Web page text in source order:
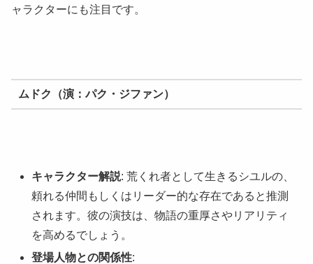
ャラクターにも注目です。
ムドク（演：パク・ジファン）
キャラクター解説: 荒くれ者として生きるシユルの、
頼れる仲間もしくはリーダー的な存在であると推測
されます。彼の演技は、物語の重厚さやリアリティ
を高めるでしょう。
登場人物との関係性: